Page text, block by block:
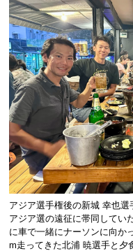
アジア選手権後の新城 幸也
アジア選の遠征に帯同してい
に車で一緒にナーソンに向か
m走ってきた北浦 暁選手と夕